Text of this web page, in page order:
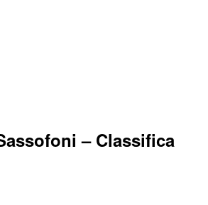
– Classifica